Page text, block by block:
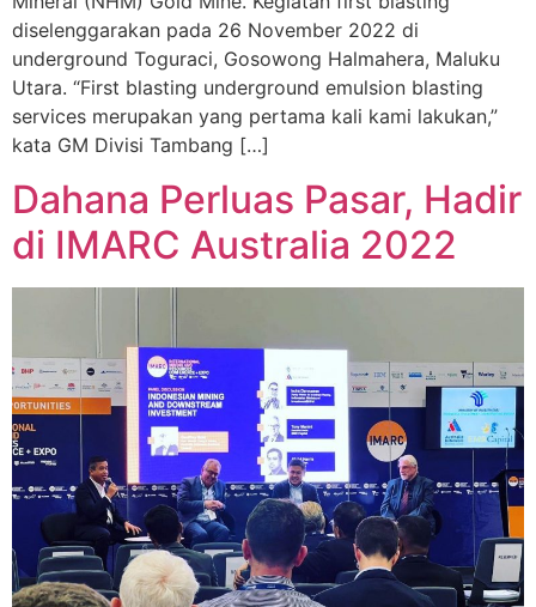
diselenggarakan pada 26 November 2022 di
underground Toguraci, Gosowong Halmahera, Maluku
Utara. “First blasting underground emulsion blasting
services merupakan yang pertama kali kami lakukan,”
kata GM Divisi Tambang […]
Dahana Perluas Pasar, Hadir
di IMARC Australia 2022